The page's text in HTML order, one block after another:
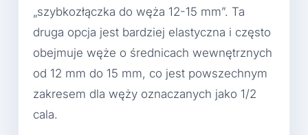
„szybkozłączka do węża 12-15 mm”. Ta
druga opcja jest bardziej elastyczna i często
obejmuje węże o średnicach wewnętrznych
od 12 mm do 15 mm, co jest powszechnym
zakresem dla węży oznaczanych jako 1/2
cala.